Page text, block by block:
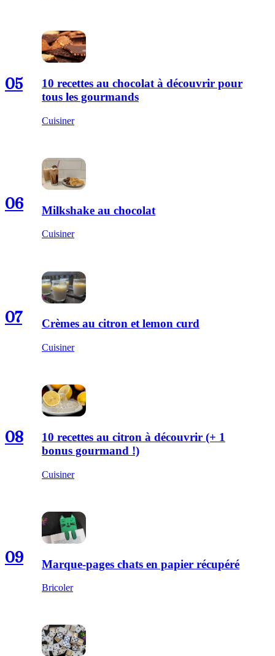
05
10 recettes au chocolat à découvrir pour
tous les gourmands
Cuisiner
06 Milkshake au chocolat
Cuisiner
07 Crèmes au citron et lemon curd
Cuisiner
08
10 recettes au citron à découvrir (+ 1
bonus gourmand !)
Cuisiner
09 Marque-pages chats en papier récupéré
Bricoler